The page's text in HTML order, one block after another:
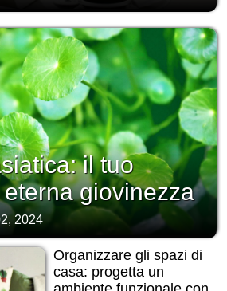
il tuo
giovinezza
2024
Organizzare gli spazi di
casa: progetta un